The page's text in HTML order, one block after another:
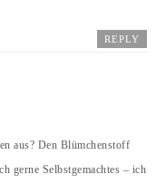
REPLY
aus? Den Blümchenstoff
gerne Selbstgemachtes – ich